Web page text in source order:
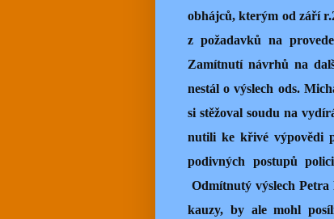
obhájců, kterým od září
z požadavků na
Zamítnutí návrhů na
nestál o výslech ods.
si stěžoval soudu na
nutili ke křivé výpovědi
podivných postupů
Odmítnutý výslech Petra
kauzy, by ale mohl